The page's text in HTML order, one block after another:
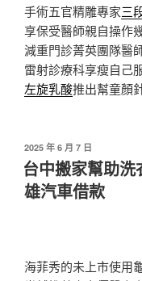
手術五官精雕專家三
享保受醫師親自操作
減重門診菁英團隊醫
雷射診療科享瘦自己
左旋乳酸推出幫童顏
發
佈
於
2025 年 6 月 7 日
台中搬家幫助
雄汽車借款
海菲秀的未上市使用